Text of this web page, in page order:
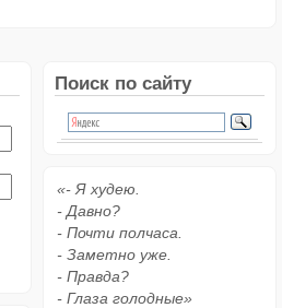
Поиск по сайту
«- Я худею.
- Давно?
- Почти полчаса.
- Заметно уже.
- Правда?
- Глаза голодные»